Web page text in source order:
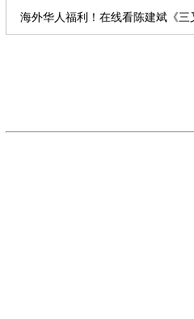
海外华人福利！在线看陈建斌《